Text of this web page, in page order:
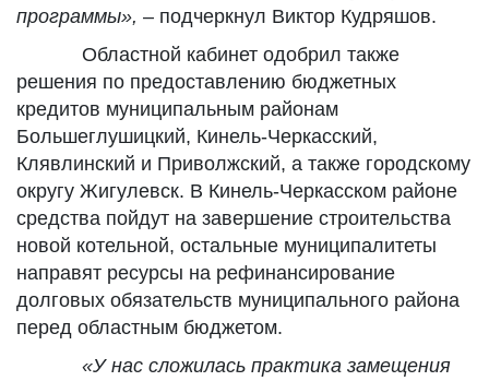
программы», – подчеркнул Виктор Кудряшов.
Областной кабинет одобрил также
решения по предоставлению бюджетных
кредитов муниципальным районам
Большеглушицкий, Кинель-Черкасский,
Клявлинский и Приволжский, а также городскому
округу Жигулевск. В Кинель-Черкасском районе
средства пойдут на завершение строительства
новой котельной, остальные муниципалитеты
направят ресурсы на рефинансирование
долговых обязательств муниципального района
перед областным бюджетом.
«У нас сложилась практика замещения